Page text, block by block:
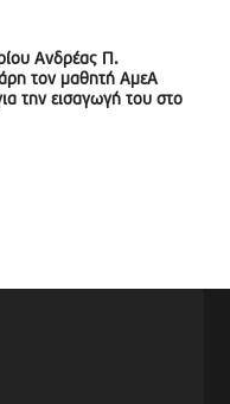
Ανδρέας Π.
τον μαθητή ΑμεΑ
την εισαγωγή του στο